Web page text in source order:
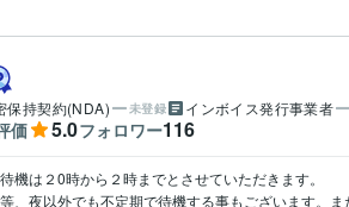
保持契約(NDA) 未登録 インボイス発行事業者
価 5.0フォロワー116
機は２0時から２時までとさせていただきます。
、夜以外でも不定期で待機する事もございます。